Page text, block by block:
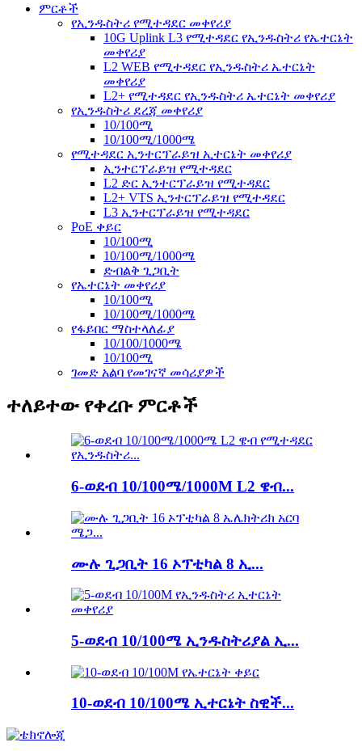
ምርቶች
የኢንዱስትሪ የሚተዳደር መቀየሪያ
10G Uplink L3 የሚተዳደር የኢንዱስትሪ የኤተርኔት
መቀየሪያ
L2 WEB የሚተዳደር የኢንዱስትሪ ኤተርኔት
መቀየሪያ
L2+ የሚተዳደር የኢንዱስትሪ ኤተርኔት መቀየሪያ
የኢንዱስትሪ ደረጃ መቀየሪያ
10/100ሚ
10/100ሚ/1000ሜ
የሚተዳደር ኢንተርፕራይዝ ኢተርኔት መቀየሪያ
ኢንተርፕራይዝ የሚተዳደር
L2 ድር ኢንተርፕራይዝ የሚተዳደር
L2+ VTS ኢንተርፕራይዝ የሚተዳደር
L3 ኢንተርፕራይዝ የሚተዳደር
PoE ቀይር
10/100ሚ
10/100ሚ/1000ሜ
ድብልቅ ጊጋቢት
የኤተርኔት መቀየሪያ
10/100ሚ
10/100ሚ/1000ሜ
የፋይበር ማስተላለፊያ
10/100/1000ሜ
10/100ሚ
ገመድ አልባ የመገናኛ መሳሪያዎች
ተለይተው የቀረቡ ምርቶች
6-ወደብ 10/100ሜ/1000M L2 ዌብ...
ሙሉ ጊጋቢት 16 ኦፕቲካል 8 ኢ...
5-ወደብ 10/100ሜ ኢንዱስትሪያል ኢ...
10-ወደብ 10/100ሜ ኢተርኔት ስዊች...